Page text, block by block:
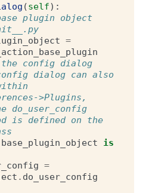
(self):
plugin object
=
the config dialog
dialog can also
>Plugins,
do_user_config
is defined on the
base_plugin_object
is
=
. do_user_config